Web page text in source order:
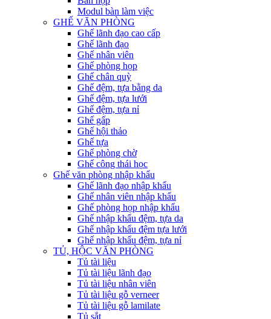
Modul bàn làm việc
GHẾ VĂN PHÒNG
Ghế lãnh đạo cao cấp
Ghế lãnh đạo
Ghế nhân viên
Ghế phòng họp
Ghế chân quỳ
Ghế đệm, tựa bằng da
Ghế đệm, tựa lưới
Ghế đệm, tựa nỉ
Ghế gấp
Ghế hội thảo
Ghế tựa
Ghế phòng chờ
Ghế công thái học
Ghế văn phòng nhập khẩu
Ghế lãnh đạo nhập khẩu
Ghế nhân viên nhập khẩu
Ghế phòng họp nhập khẩu
Ghế nhập khẩu đệm, tựa da
Ghế nhập khẩu đệm tựa lưới
Ghế nhập khẩu đệm, tựa nỉ
TỦ, HỘC VĂN PHÒNG
Tủ tài liệu
Tủ tài liệu lãnh đạo
Tủ tài liệu nhân viên
Tủ tài liệu gỗ verneer
Tủ tài liệu gỗ lamilate
Tủ sắt